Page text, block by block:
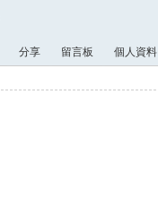
分享 留言板 個人資料